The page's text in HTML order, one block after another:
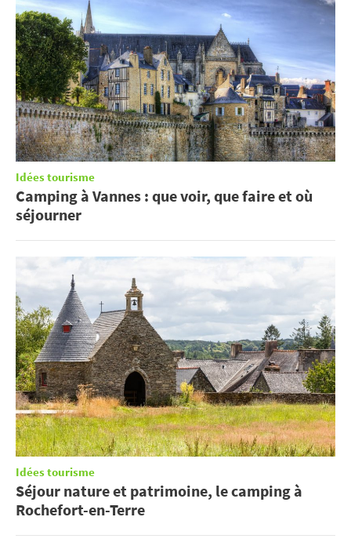
Idées tourisme
Camping à Vannes : que voir, que faire et où
séjourner
Idées tourisme
Séjour nature et patrimoine, le camping à
Rochefort-en-Terre